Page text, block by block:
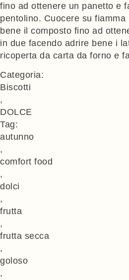
fino ad ottenere un panetto e
pentolino. Cuocere su
bene il composto fino ad
in due facendo adrire bene i
ricoperta da carta da forno e
Categoria:
Biscotti
,
DOLCE
Tag:
autunno
,
comfort food
,
dolci
,
frutta
,
frutta secca
,
goloso
,